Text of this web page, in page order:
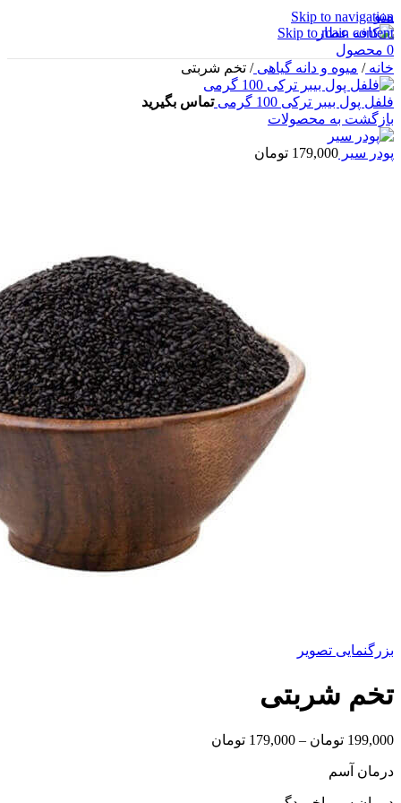
Skip to navigation
Skip to main content
منو
0 محصول
خانه/ میوه و دانه گیاهی/ تخم شربتی
فلفل پول بیبر ترکی 100 گرمی
تماس بگیرید
بازگشت به محصولات
پودر سیر 179,000 تومان
بزرگنمایی تصویر
تخم شربتی
199,000 تومان –
179,000 تومان
درمان آسم